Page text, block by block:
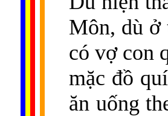
Môn, dù ở
có vợ con
mặc đồ
ăn uống